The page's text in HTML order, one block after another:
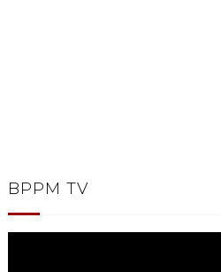
BPPM TV